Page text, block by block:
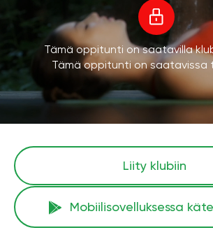
Tämä oppitunti on saatavilla
Tämä oppitunti on saatavissa
Liity klubiin
Mobiilisovelluksessa